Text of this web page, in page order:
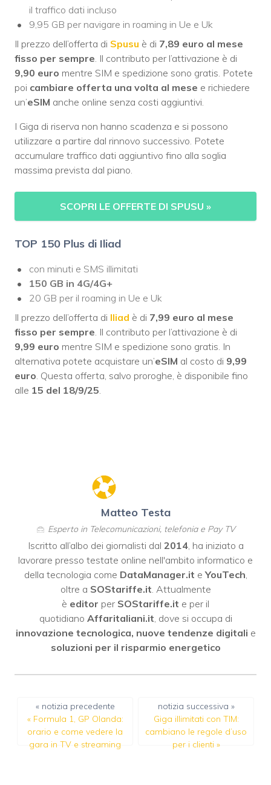
il traffico dati incluso
9,95 GB per navigare in roaming in Ue e Uk
Il prezzo dell’offerta di Spusu è di 7,89 euro al mese
fisso per sempre. Il contributo per l’attivazione è di
9,90 euro mentre SIM e spedizione sono gratis. Potete
poi cambiare offerta una volta al mese e richiedere
un’eSIM anche online senza costi aggiuntivi.
I Giga di riserva non hanno scadenza e si possono
utilizzare a partire dal rinnovo successivo. Potete
accumulare traffico dati aggiuntivo fino alla soglia
massima prevista dal piano.
SCOPRI LE OFFERTE DI SPUSU »
TOP 150 Plus di Iliad
con minuti e SMS illimitati
150 GB in 4G/4G+
20 GB per il roaming in Ue e Uk
Il prezzo dell’offerta di Iliad è di 7,99 euro al mese
fisso per sempre. Il contributo per l’attivazione è di
9,99 euro mentre SIM e spedizione sono gratis. In
alternativa potete acquistare un’eSIM al costo di 9,99
euro. Questa offerta, salvo proroghe, è disponibile fino
alle 15 del 18/9/25.
Matteo Testa
Esperto in Telecomunicazioni, telefonia e Pay TV
Iscritto all’albo dei giornalisti dal 2014, ha iniziato a
lavorare presso testate online nell'ambito informatico e
della tecnologia come DataManager.it eYouTech,
oltre a SOStariffe.it. Attualmente
è editor per SOStariffe.it e per il
quotidiano Affaritaliani.it, dove si occupa di
innovazione tecnologica, nuove tendenze digitali e
soluzioni per il risparmio energetico
« notizia precedente
« Formula 1, GP Olanda:
orario e come vedere la
gara in TV e streaming
notizia successiva »
Giga illimitati con TIM:
cambiano le regole d’uso
per i clienti »